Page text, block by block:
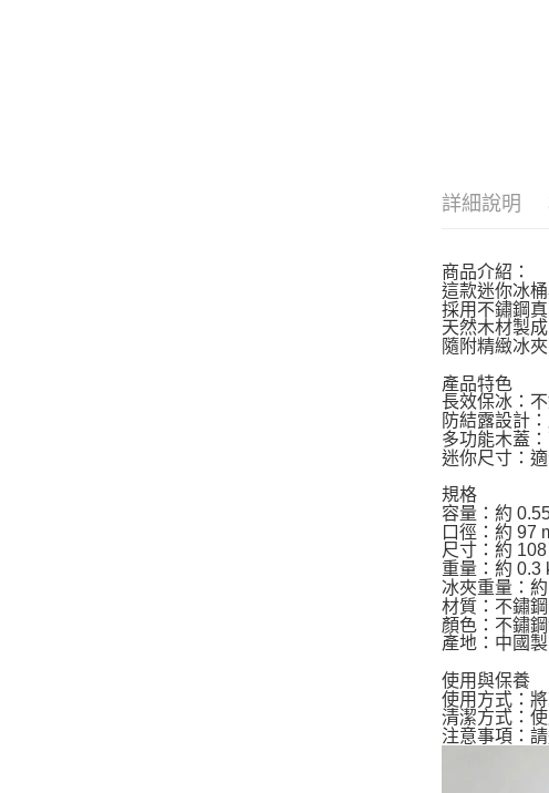
詳細說明
商品介紹：
這款迷你冰
採用不鏽鋼
天然木材製
隨附精緻冰
產品特色
長效保冰：
防結露設計
多功能木蓋
迷你尺寸：
規格
容量：約
口徑：約 97
尺寸：約
重量：約 0.3
冰夾重量：
材質：不鏽
顏色：不鏽
產地：中國
使用與保養
使用方式：
清潔方式：
注意事項：